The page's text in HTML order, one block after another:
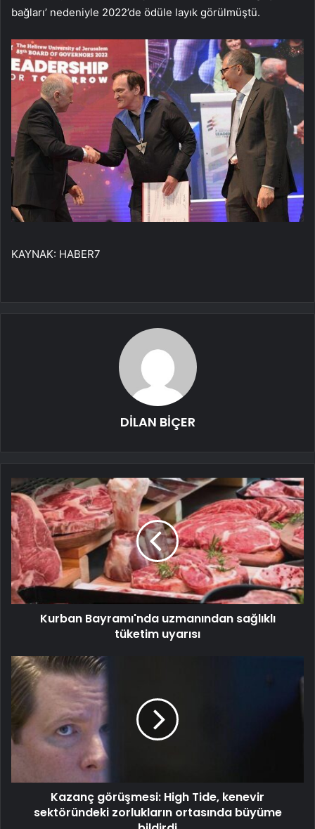
bağları’ nedeniyle 2022’de ödüle layık görülmüştü.
KAYNAK: HABER7
DİLAN BİÇER
Kurban Bayramı'nda uzmanından sağlıklı
tüketim uyarısı
Kazanç görüşmesi: High Tide, kenevir
sektöründeki zorlukların ortasında büyüme